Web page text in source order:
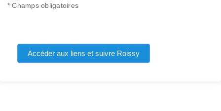
* Champs obligatoires
Accéder aux liens et suivre Roissy